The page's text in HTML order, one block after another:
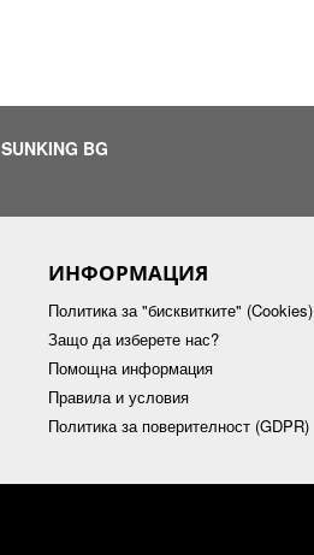
SUNKING BG
ИНФОРМАЦИЯ
Политика за "бисквитките" (Cookies)
Защо да изберете нас?
Помощна информация
Правила и условия
Политика за поверителност (GDPR)